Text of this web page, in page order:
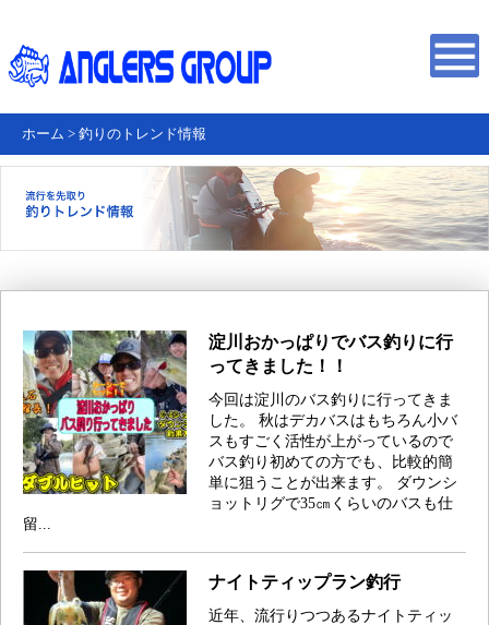
ホーム > 釣りのトレンド情報
淀川おかっぱりでバス釣りに行
ってきました！！
今回は淀川のバス釣りに行ってきま
した。 秋はデカバスはもちろん小バ
スもすごく活性が上がっているので
バス釣り初めての方でも、比較的簡
単に狙うことが出来ます。 ダウンシ
ョットリグで35㎝くらいのバスも仕
留...
ナイトティップラン釣行
近年、流行りつつあるナイトティッ